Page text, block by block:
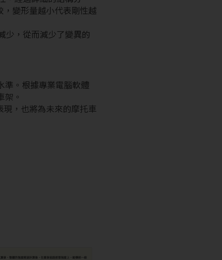
變形量越小代表剛性越
少，從而減少了變異的
準。根據專業電腦軟體
。
，也將為未來的摩托車